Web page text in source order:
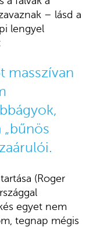
– lásd a
lengyel
masszívan
„bűnös
(Roger
egyet nem
tegnap mégis